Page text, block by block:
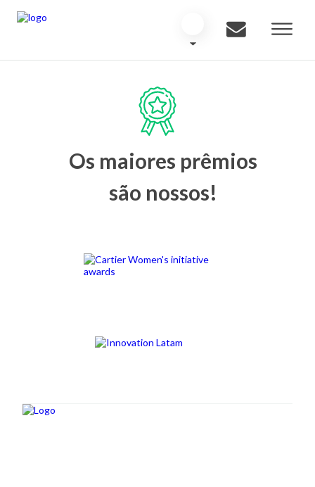
Os maiores prêmios
são nossos!